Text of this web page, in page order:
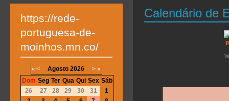
Calendário de
https://rede-
portuguesa-de-
moinhos.mn.co/
« < Agosto 2026 > »
Dom Seg Ter Qua Qui Sex Sáb
26
27 28 29 30 31
1